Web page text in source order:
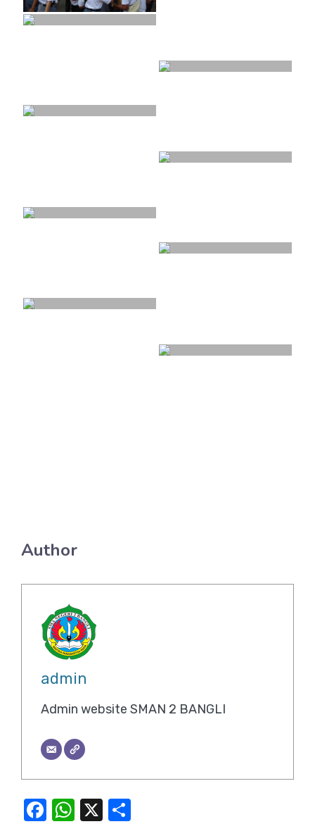
Author
admin
Admin website SMAN 2 BANGLI
F
W X